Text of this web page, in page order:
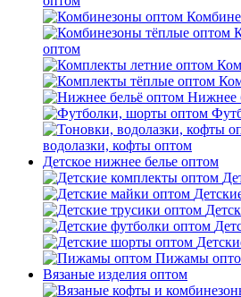
оптом
Нижнее
водолазки, кофты оптом
Детское нижнее белье оптом
Пижамы
Вязаные изделия оптом